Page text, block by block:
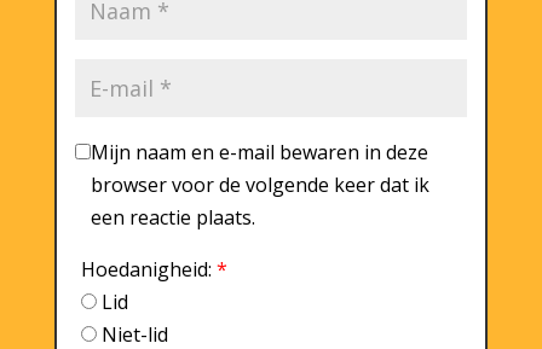
Mijn naam en e-mail bewaren in deze
browser voor de volgende keer dat ik
een reactie plaats.
Hoedanigheid: *
Lid
Niet-lid